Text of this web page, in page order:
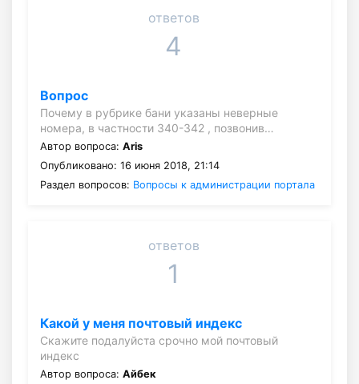
ответов
4
Вопрос
Почему в рубрике бани указаны неверные
номера, в частности 340-342 , позвонив…
Автор вопроса: Aris
Опубликовано: 16 июня 2018, 21:14
Раздел вопросов: Вопросы к администрации портала
ответов
1
Какой у меня почтовый индекс
Скажите подалуйста срочно мой почтовый
индекс
Автор вопроса: Айбек